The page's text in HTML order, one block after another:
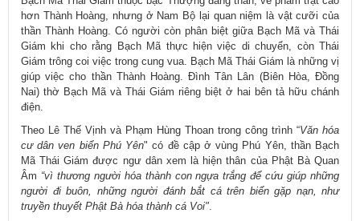
hơn Thành Hoàng, nhưng ở Nam Bộ lại quan niệm là vật cưỡi của
thần Thành Hoàng. Có người còn phân biệt giữa Bạch Mã và Thái
Giám khi cho rằng Bạch Mã thực hiện việc di chuyển, còn Thái
Giám trông coi việc trong cung vua. Bạch Mã Thái Giám là những vị
giúp việc cho thần Thành Hoàng. Đình Tân Lân (Biên Hòa, Đồng
Nai) thờ Bạch Mã và Thái Giám riêng biệt ở hai bên tả hữu chánh
điện.
Theo Lê Thế Vịnh và Phạm Hùng Thoan trong công trình “Văn hóa
cư dân ven biển Phú Yên" có đề cập ở vùng Phú Yên, thần Bạch
Mã Thái Giám được ngư dân xem là hiện thân của Phật Bà Quan
Âm “vì thương người hóa thành con ngựa trắng để cứu giúp những
người đi buôn, những người đánh bắt cá trên biển gặp nạn, như
truyền thuyết Phật Bà hóa thành cá Voi".